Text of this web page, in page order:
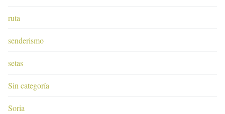
ruta
senderismo
setas
Sin categoría
Soria